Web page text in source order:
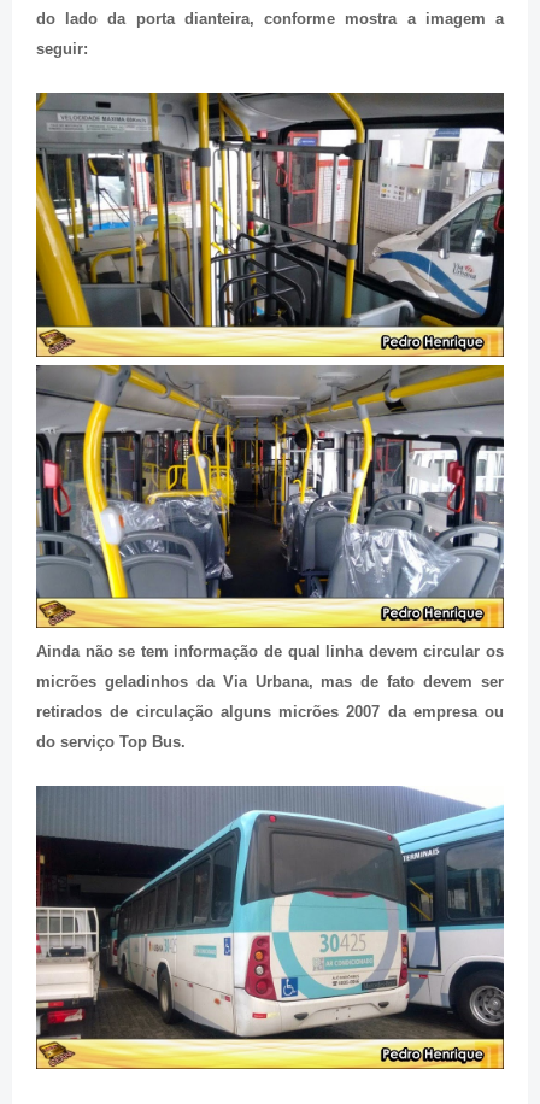
do lado da porta dianteira, conforme mostra a imagem a
seguir:
Ainda não se tem informação de qual linha devem circular os
micrões geladinhos da Via Urbana, mas de fato devem ser
retirados de circulação alguns micrões 2007 da empresa ou
do serviço Top Bus.